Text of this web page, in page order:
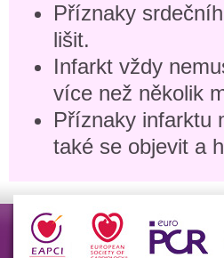
Příznaky
lišit.
Infarkt vždy
více než několik
Příznaky infarktu
také se objevit a